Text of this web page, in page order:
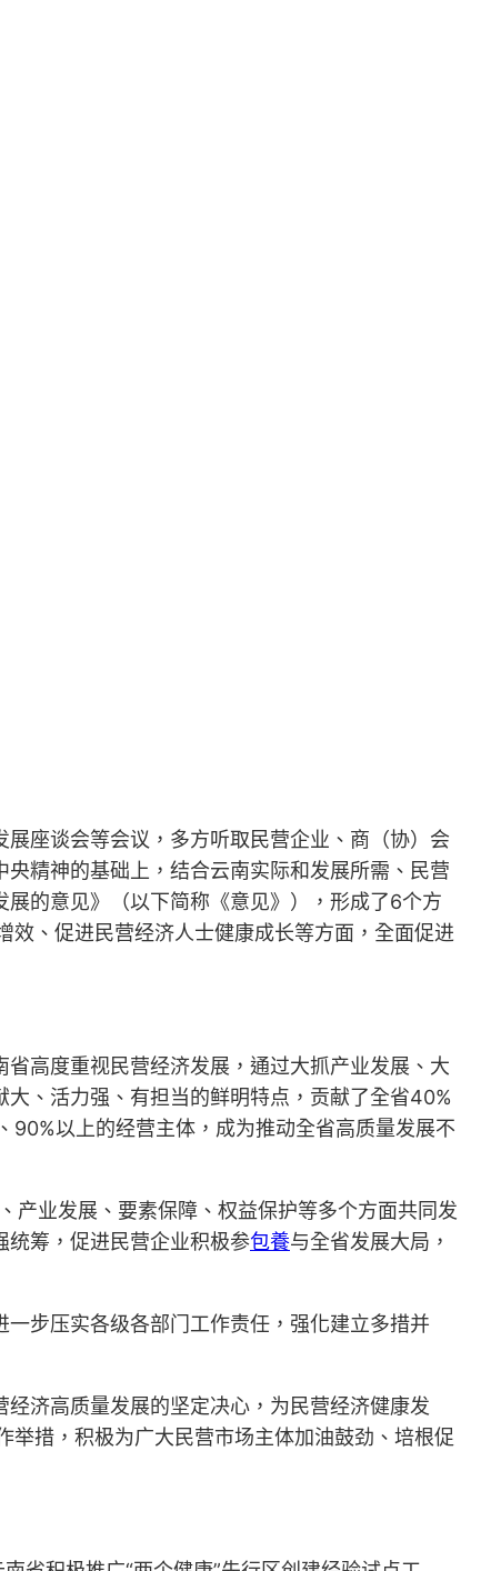
座谈会等会议，多方听取民营企业、商（协）会
精神的基础上，结合云南实际和发展所需、民营
的意见》（以下简称《意见》），形成了6个方
、促进民营经济人士健康成长等方面，全面促进
高度重视民营经济发展，通过大抓产业发展、大
、活力强、有担当的鲜明特点，贡献了全省40%
90%以上的经营主体，成为推动全省高质量发展不
产业发展、要素保障、权益保护等多个方面共同发
统筹，促进民营企业积极参包養与全省发展大局，
步压实各级各部门工作责任，强化建立多措并
济高质量发展的坚定决心，为民营经济健康发
措，积极为广大民营市场主体加油鼓劲、培根促